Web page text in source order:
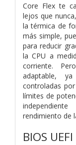
Core Flex te
lejos que
la térmica de
más simple,
para reducir
la CPU a
corriente.
adaptable,
controladas
límites de
rendimiento de
BIOS UEFI